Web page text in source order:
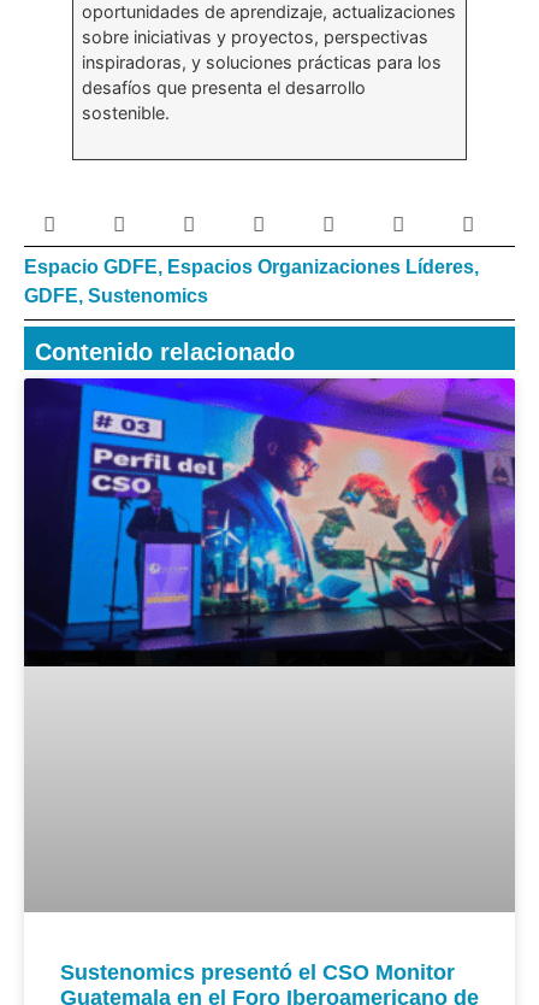
oportunidades de aprendizaje, actualizaciones
sobre iniciativas y proyectos, perspectivas
inspiradoras, y soluciones prácticas para los
desafíos que presenta el desarrollo
sostenible.
Espacio GDFE, Espacios Organizaciones Líderes,
GDFE, Sustenomics
Contenido relacionado
Sustenomics presentó el CSO Monitor
Guatemala en el Foro Iberoamericano de